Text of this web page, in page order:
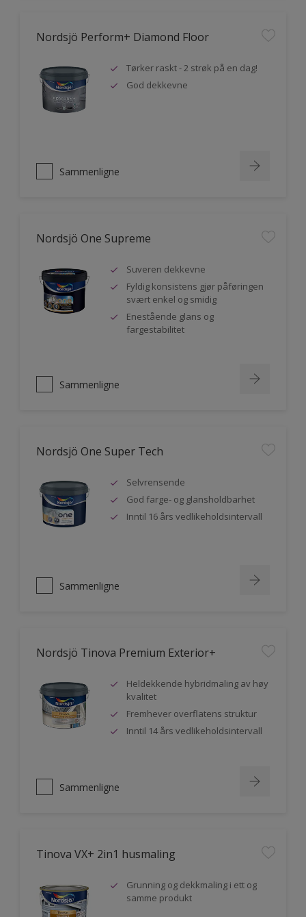
Nordsjö Perform+ Diamond Floor
Tørker raskt - 2 strøk på en dag!
God dekkevne
Sammenligne
Nordsjö One Supreme
Suveren dekkevne
Fyldig konsistens gjør påføringen
svært enkel og smidig
Enestående glans og
fargestabilitet
Sammenligne
Nordsjö One Super Tech
Selvrensende
God farge- og glansholdbarhet
Inntil 16 års vedlikeholdsintervall
Sammenligne
Nordsjö Tinova Premium Exterior+
Heldekkende hybridmaling av høy
kvalitet
Fremhever overflatens struktur
Inntil 14 års vedlikeholdsintervall
Sammenligne
Tinova VX+ 2in1 husmaling
Grunning og dekkmaling i ett og
samme produkt